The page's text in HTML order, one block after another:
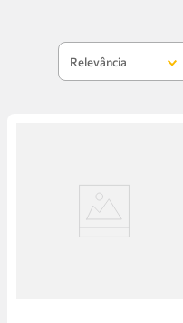
Relevância